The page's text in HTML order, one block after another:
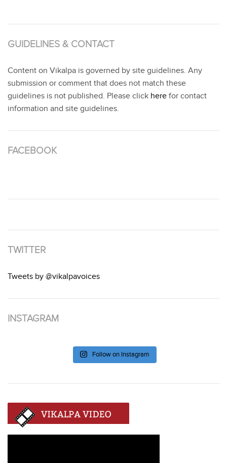
GUIDELINES & CONTACT
Content on Vikalpa is governed by site guidelines. Any
submission or comment that does not match these
guidelines is not published. Please click here for contact
information and site guidelines.
FACEBOOK
TWITTER
Tweets by @vikalpavoices
INSTAGRAM
Follow on Instagram